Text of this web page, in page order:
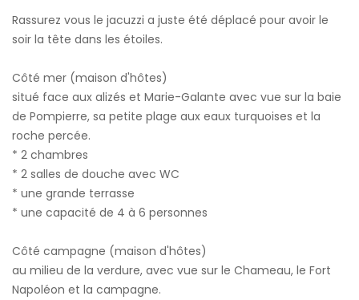
Rassurez vous le jacuzzi a juste été déplacé pour avoir le
soir la tête dans les étoiles.
Côté mer (maison d'hôtes)
situé face aux alizés et Marie-Galante avec vue sur la baie
de Pompierre, sa petite plage aux eaux turquoises et la
roche percée.
* 2 chambres
* 2 salles de douche avec WC
* une grande terrasse
* une capacité de 4 à 6 personnes
Côté campagne (maison d'hôtes)
au milieu de la verdure, avec vue sur le Chameau, le Fort
Napoléon et la campagne.